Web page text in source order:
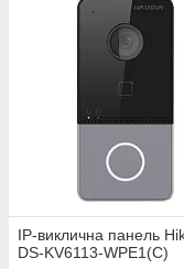
IP-виклична панель
DS-KV6113-WPE1(C)